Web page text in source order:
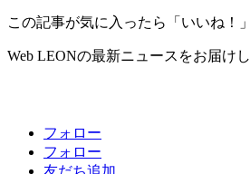
この記事が気に入ったら「いいね！
Web LEONの最新ニュースをお届けし
フォロー
フォロー
友だち追加